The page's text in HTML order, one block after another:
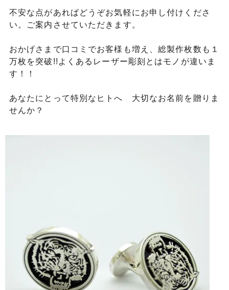
不安な点があればどうぞお気軽にお申し付けくださ
い。ご案内させていただきます。
おかげさまで口コミでお客様も増え、総製作枚数も１
万枚を突破!!よくあるレーザー彫刻とはモノが違いま
す！！
あなたにとって特別なヒトへ 大切なお名前を贈りま
せんか？